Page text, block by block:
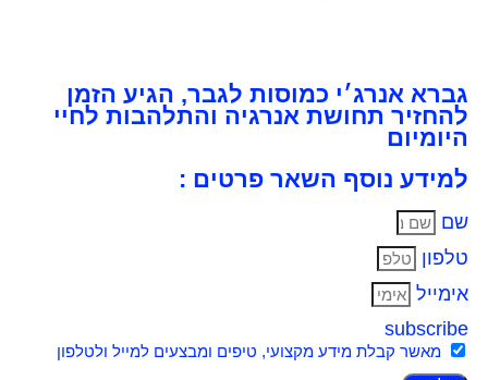
גברא אנרג׳י כמוסות לגבר, הגיע הזמן
להחזיר תחושת אנרגיה והתלהבות לחיי
היומיום
למידע נוסף השאר פרטים :
שם
טלפון
אימייל
subscribe
מאשר קבלת מידע מקצועי, טיפים ומבצעים למייל ולטלפון